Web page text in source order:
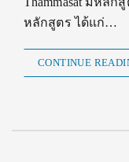
หลักสูตร ได้แก่…
CONTINUE